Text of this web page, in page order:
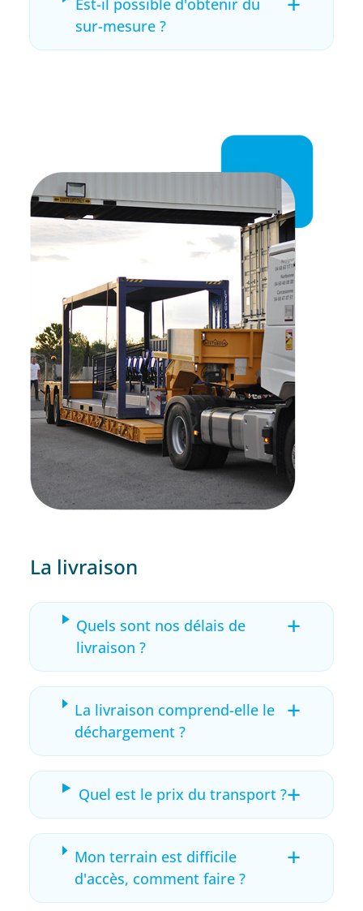
sur-mesure ?
La livraison
Quels sont nos délais de
livraison ?
+
La livraison comprend-elle le
déchargement ?
+
Quel est le prix du transport ?+
Mon terrain est difficile
d'accès, comment faire ?
+